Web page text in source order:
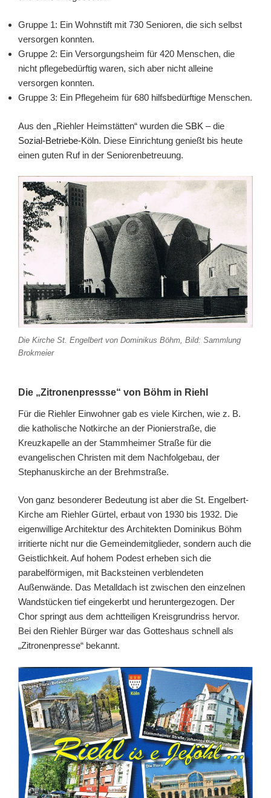
Gruppe 1: Ein Wohnstift mit 730 Senioren, die sich selbst
versorgen konnten.
Gruppe 2: Ein Versorgungsheim für 420 Menschen, die
nicht pflegebedürftig waren, sich aber nicht alleine
versorgen konnten.
Gruppe 3: Ein Pflegeheim für 680 hilfsbedürftige Menschen.
Aus den „Riehler Heimstätten“ wurden die SBK – die
Sozial-Betriebe-Köln. Diese Einrichtung genießt bis heute
einen guten Ruf in der Seniorenbetreuung.
Die Kirche St. Engelbert von Dominikus Böhm, Bild: Sammlung
Brokmeier
Die „Zitronenpressse“ von Böhm in Riehl
Für die Riehler Einwohner gab es viele Kirchen, wie z. B.
die katholische Notkirche an der Pionierstraße, die
Kreuzkapelle an der Stammheimer Straße für die
evangelischen Christen mit dem Nachfolgebau, der
Stephanuskirche an der Brehmstraße.
Von ganz besonderer Bedeutung ist aber die St. Engelbert-
Kirche am Riehler Gürtel, erbaut von 1930 bis 1932. Die
eigenwillige Architektur des Architekten Dominikus Böhm
irritierte nicht nur die Gemeindemitglieder, sondern auch die
Geistlichkeit. Auf hohem Podest erheben sich die
parabelförmigen, mit Backsteinen verblendeten
Außenwände. Das Metalldach ist zwischen den einzelnen
Wandstücken tief eingekerbt und heruntergezogen. Der
Chor springt aus dem achtteiligen Kreisgrundriss hervor.
Bei den Riehler Bürger war das Gotteshaus schnell als
„Zitronenpresse“ bekannt.